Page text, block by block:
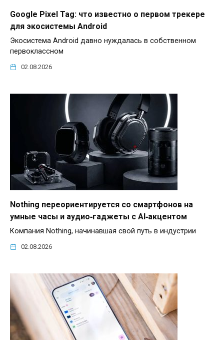
Google Pixel Tag: что известно о первом трекере
для экосистемы Android
Экосистема Android давно нуждалась в собственном
первоклассном
02.08.2026
Nothing переориентируется со смартфонов на
умные часы и аудио‑гаджеты с AI‑акцентом
Компания Nothing, начинавшая свой путь в индустрии
02.08.2026